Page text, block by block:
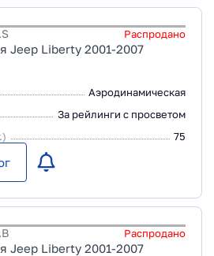
Распродано
Jeep Liberty 2001-2007
Аэродинамическая
За рейлинги с просветом
75
Распродано
Jeep Liberty 2001-2007